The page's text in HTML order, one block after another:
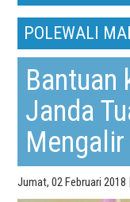
POLEWALI
Bantuan
Janda
Mengalir
Jumat, 02 Februari 2018